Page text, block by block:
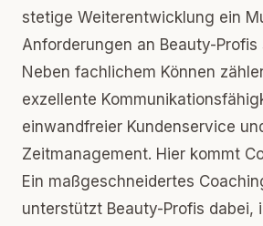
stetige Weiterentwicklung ein
Anforderungen an Beauty-Profis
Neben fachlichem Können
exzellente
einwandfreier Kundenservice
Zeitmanagement. Hier kommt
Ein maßgeschneidertes
unterstützt Beauty-Profis dabei,